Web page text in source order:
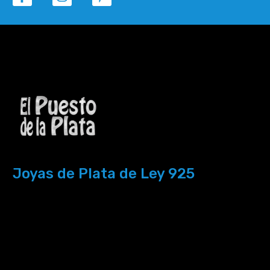
Joyas de Plata de Ley 925